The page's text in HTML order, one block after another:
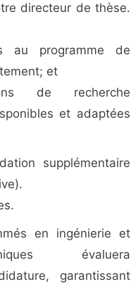
directeur de thèse.
au programme de
et
de recherche
et adaptées
supplémentaire
en ingénierie et
évaluera
garantissant